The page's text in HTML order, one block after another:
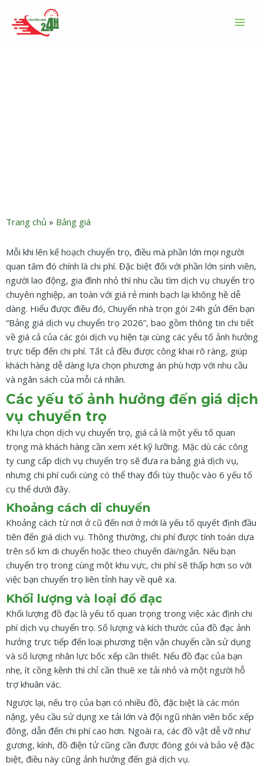
Trang chủ » Bảng giá
Mỗi khi lên kế hoạch chuyển trọ, điều mà phần lớn mọi người
quan tâm đó chính là chi phí. Đặc biệt đối với phần lớn sinh viên,
người lao động, gia đình nhỏ thì nhu cầu tìm dịch vụ chuyển trọ
chuyên nghiệp, an toàn với giá rẻ minh bạch lại không hề dễ
dàng. Hiểu được điều đó, Chuyển nhà trọn gói 24h gửi đến bạn
“Bảng giá dịch vụ chuyển trọ 2026”, bao gồm thông tin chi tiết
về giá cả của các gói dịch vụ hiện tại cùng các yếu tố ảnh hưởng
trực tiếp đến chi phí. Tất cả đều được công khai rõ ràng, giúp
khách hàng dễ dàng lựa chọn phương án phù hợp với nhu cầu
và ngân sách của mỗi cá nhân.
Các yếu tố ảnh hưởng đến giá dịch
vụ chuyển trọ
Khi lựa chọn dịch vụ chuyển trọ, giá cả là một yếu tố quan
trọng mà khách hàng cần xem xét kỹ lưỡng. Mặc dù các công
ty cung cấp dịch vụ chuyển trọ sẽ đưa ra bảng giá dịch vụ,
nhưng chi phí cuối cùng có thể thay đổi tùy thuộc vào 6 yếu tố
cụ thể dưới đây.
Khoảng cách di chuyển
Khoảng cách từ nơi ở cũ đến nơi ở mới là yếu tố quyết định đầu
tiên đến giá dịch vụ. Thông thường, chi phí được tính toán dựa
trên số km di chuyển hoặc theo chuyến dài/ngắn. Nếu bạn
chuyển trọ trong cùng một khu vực, chi phí sẽ thấp hơn so với
việc bạn chuyển trọ liên tỉnh hay về quê xa.
Khối lượng và loại đồ đạc
Khối lượng đồ đạc là yếu tố quan trọng trong việc xác định chi
phí dịch vụ chuyển trọ. Số lượng và kích thước của đồ đạc ảnh
hưởng trực tiếp đến loại phương tiện vận chuyển cần sử dụng
và số lượng nhân lực bốc xếp cần thiết. Nếu đồ đạc của bạn
nhẹ, ít cồng kềnh thì chỉ cần thuê xe tải nhỏ và một người hỗ
trợ khuân vác.
Ngược lại, nếu trọ của bạn có nhiều đồ, đặc biệt là các món
nặng, yêu cầu sử dụng xe tải lớn và đội ngũ nhân viên bốc xếp
đông, dẫn đến chi phí cao hơn. Ngoài ra, các đồ vật dễ vỡ như
gương, kính, đồ điện tử cũng cần được đóng gói và bảo vệ đặc
biệt, điều này cũng ảnh hưởng đến giá dịch vụ.